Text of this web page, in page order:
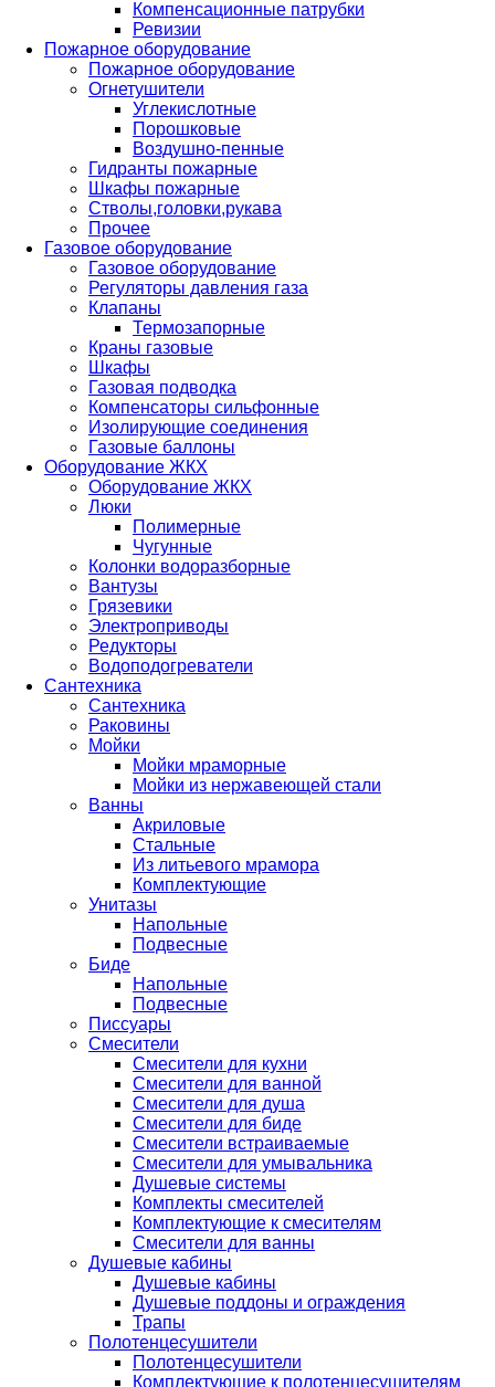
Компенсационные патрубки
Ревизии
Пожарное оборудование
Пожарное оборудование
Огнетушители
Углекислотные
Порошковые
Воздушно-пенные
Гидранты пожарные
Шкафы пожарные
Стволы,головки,рукава
Прочее
Газовое оборудование
Газовое оборудование
Регуляторы давления газа
Клапаны
Термозапорные
Краны газовые
Шкафы
Газовая подводка
Компенсаторы сильфонные
Изолирующие соединения
Газовые баллоны
Оборудование ЖКХ
Оборудование ЖКХ
Люки
Полимерные
Чугунные
Колонки водоразборные
Вантузы
Грязевики
Электроприводы
Редукторы
Водоподогреватели
Сантехника
Сантехника
Раковины
Мойки
Мойки мраморные
Мойки из нержавеющей стали
Ванны
Акриловые
Стальные
Из литьевого мрамора
Комплектующие
Унитазы
Напольные
Подвесные
Биде
Напольные
Подвесные
Писсуары
Смесители
Смесители для кухни
Смесители для ванной
Смесители для душа
Смесители для биде
Смесители встраиваемые
Смесители для умывальника
Душевые системы
Комплекты смесителей
Комплектующие к смесителям
Смесители для ванны
Душевые кабины
Душевые кабины
Душевые поддоны и ограждения
Трапы
Полотенцесушители
Полотенцесушители
Комплектующие к полотенцесушителям